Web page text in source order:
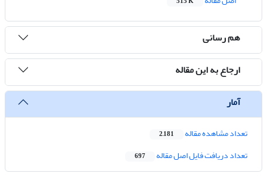
هم رسانی
ارجاع به این مقاله
آمار
تعداد مشاهده مقاله 2,181
تعداد دریافت فایل اصل مقاله 697